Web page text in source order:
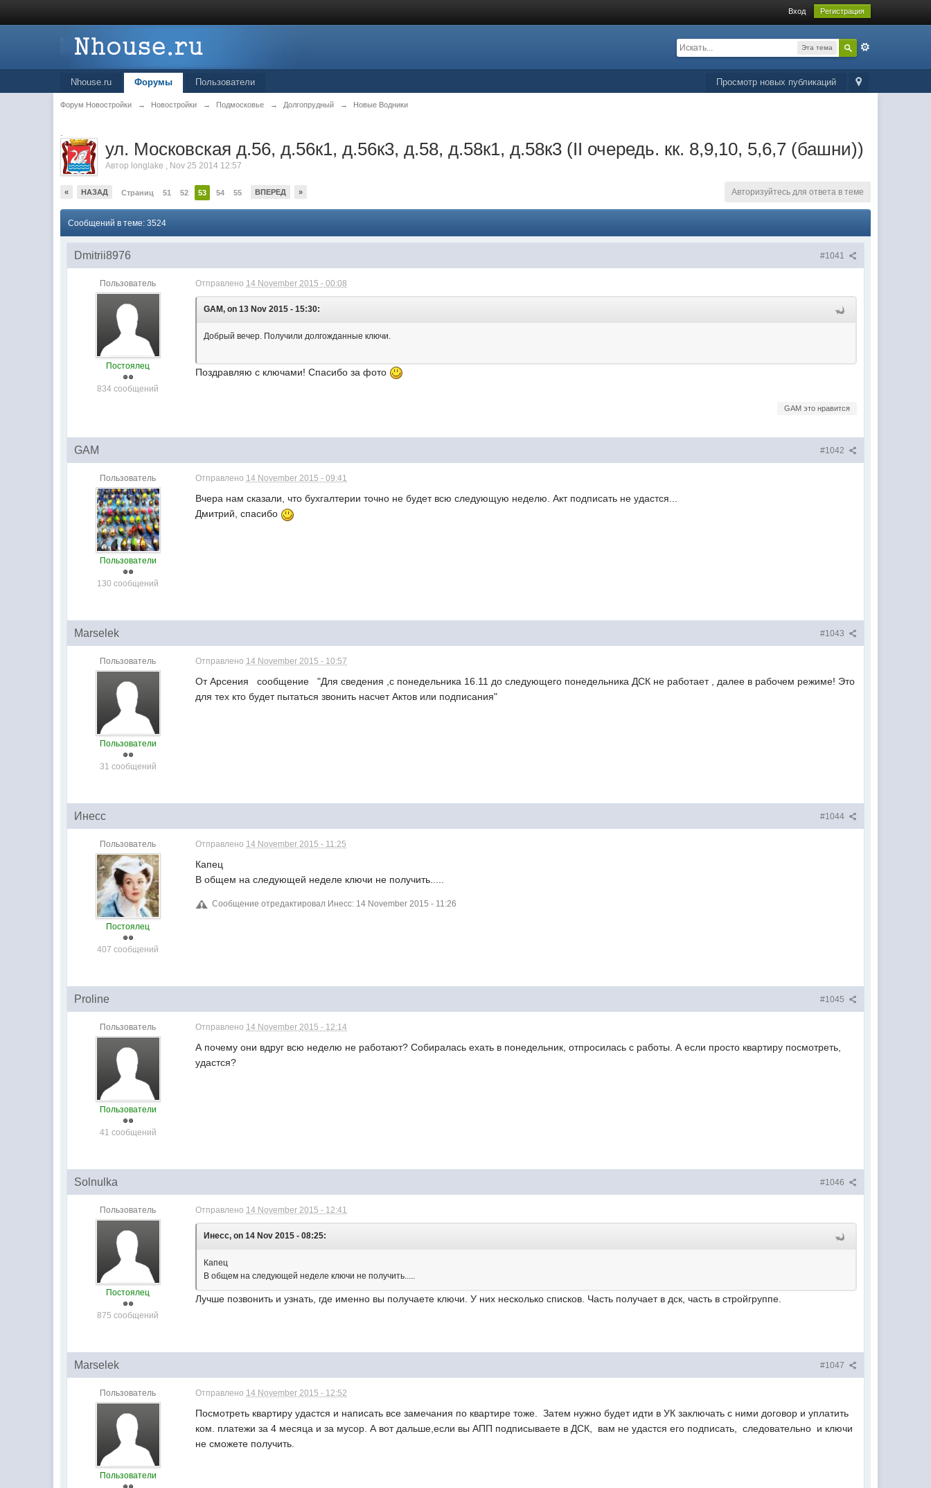
Вход Регистрация
Эта тема
Просмотр новых публикаций
Nhouse.ru Форумы Пользователи
Форум Новостройки → Новостройки → Подмосковье → Долгопрудный → Новые Водники
.
ул. Московская д.56, д.56к1, д.56к3, д.58, д.58к1, д.58к3 (II очередь. кк. 8,9,10, 5,6,7 (башни))
Автор longlake , Nov 25 2014 12:57
« НАЗАД Страниц 51 52 53 54 55 ВПЕРЕД » Авторизуйтесь для ответа в теме
Сообщений в теме: 3524
#1041
Dmitrii8976
Пользователь
Постоялец
834 сообщений
Отправлено 14 November 2015 - 00:08
GAM, on 13 Nov 2015 - 15:30:
Добрый вечер. Получили долгожданные ключи.
Поздравляю с ключами! Спасибо за фото
GAM это нравится
#1042
GAM
Пользователь
Пользователи
130 сообщений
Отправлено 14 November 2015 - 09:41
Вчера нам сказали, что бухгалтерии точно не будет всю следующую неделю. Акт подписать не удастся...
Дмитрий, спасибо
#1043
Marselek
Пользователь
Пользователи
31 сообщений
Отправлено 14 November 2015 - 10:57
От Арсения сообщение "Для сведения ,с понедельника 16.11 до следующего понедельника ДСК не работает , далее в рабочем режиме! Это
для тех кто будет пытаться звонить насчет Актов или подписания"
#1044
Инесс
Пользователь
Постоялец
407 сообщений
Отправлено 14 November 2015 - 11:25
Капец
В общем на следующей неделе ключи не получить.....
Сообщение отредактировал Инесс: 14 November 2015 - 11:26
#1045
Proline
Пользователь
Пользователи
41 сообщений
Отправлено 14 November 2015 - 12:14
А почему они вдруг всю неделю не работают? Собиралась ехать в понедельник, отпросилась с работы. А если просто квартиру посмотреть,
удастся?
#1046
Solnulka
Пользователь
Постоялец
875 сообщений
Отправлено 14 November 2015 - 12:41
Инесс, on 14 Nov 2015 - 08:25:
Капец
В общем на следующей неделе ключи не получить.....
Лучше позвонить и узнать, где именно вы получаете ключи. У них несколько списков. Часть получает в дск, часть в стройгруппе.
#1047
Marselek
Пользователь
Пользователи
Отправлено 14 November 2015 - 12:52
Посмотреть квартиру удастся и написать все замечания по квартире тоже. Затем нужно будет идти в УК заключать с ними договор и уплатить
ком. платежи за 4 месяца и за мусор. А вот дальше,если вы АПП подписываете в ДСК, вам не удастся его подписать, следовательно и ключи
не сможете получить.